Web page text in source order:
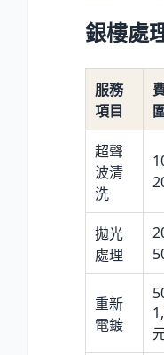
銀樓處
服務
項目
超聲
波清
洗
拋光
處理
重新
電鍍